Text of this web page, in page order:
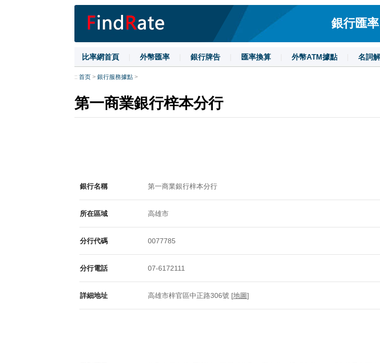
銀行匯
比率網首頁 外幣匯率 銀行牌告 匯率換算 外幣ATM據點 名詞
:: 首页> 銀行服務據點>
第一商業銀行梓本分行
銀行名稱 第一商業銀行梓本分行
所在區域 高雄市
分行代碼 0077785
分行電話 07-6172111
詳細地址 高雄市梓官區中正路306號 [地圖]